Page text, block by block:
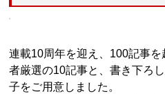
連載10周年を迎え、100記事
者厳選の10記事と、書き下ろ
子をご用意しました。